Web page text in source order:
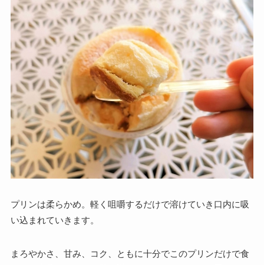
プリンは柔らかめ。軽く咀嚼するだけで溶けていき口内に吸
い込まれていきます。
まろやかさ、甘み、コク、ともに十分でこのプリンだけで食